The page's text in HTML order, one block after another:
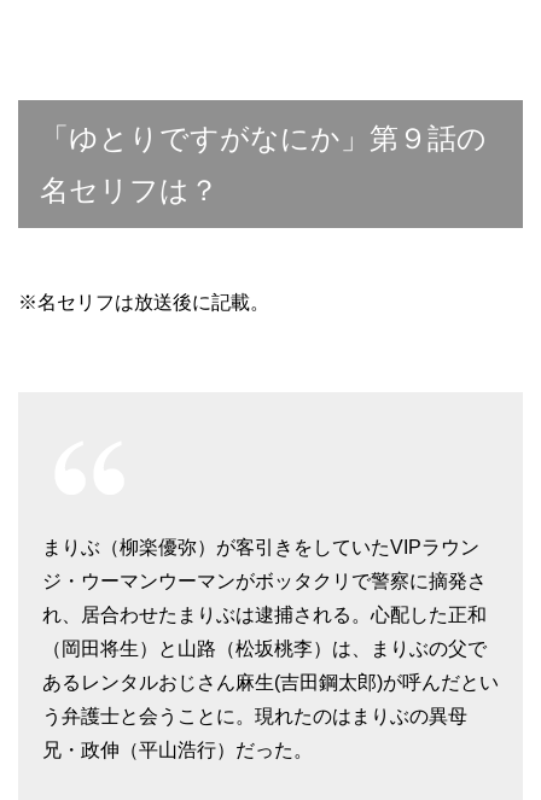
「ゆとりですがなにか」第９話の
名セリフは？
※名セリフは放送後に記載。
まりぶ（柳楽優弥）が客引きをしていたVIPラウン
ジ・ウーマンウーマンがボッタクリで警察に摘発さ
れ、居合わせたまりぶは逮捕される。心配した正和
（岡田将生）と山路（松坂桃李）は、まりぶの父で
あるレンタルおじさん麻生(吉田鋼太郎)が呼んだとい
う弁護士と会うことに。現れたのはまりぶの異母
兄・政伸（平山浩行）だった。